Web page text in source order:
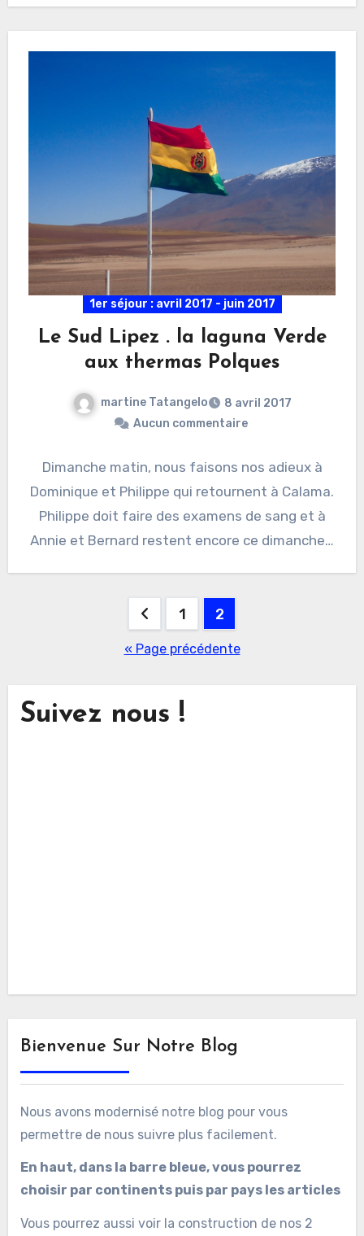
1er séjour : avril 2017 - juin 2017
Le Sud Lipez . la laguna Verde
aux thermas Polques
martine Tatangelo
8 avril 2017
Aucun commentaire
Dimanche matin, nous faisons nos adieux à
Dominique et Philippe qui retournent à Calama.
Philippe doit faire des examens de sang et à
Annie et Bernard restent encore ce dimanche…
1 2
« Page précédente
Suivez nous !
Bienvenue Sur Notre Blog
Nous avons modernisé notre blog pour vous
permettre de nous suivre plus facilement.
En haut, dans la barre bleue, vous pourrez
choisir par continents puis par pays les articles
Vous pourrez aussi voir la construction de nos 2